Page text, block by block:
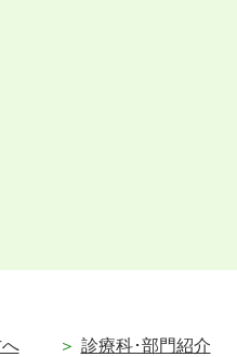
診療科･部門紹介